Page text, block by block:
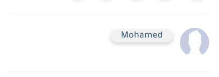
Mohamed